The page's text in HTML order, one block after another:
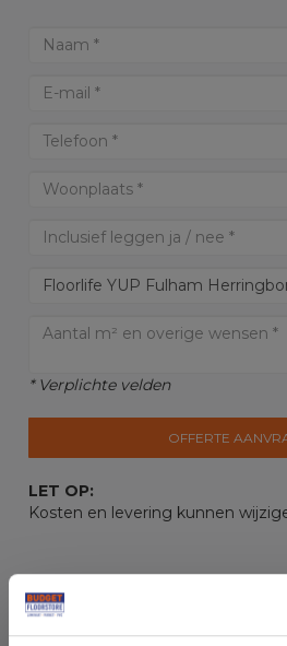
* Verplichte velden
OFFERTE
LET OP:
Kosten en levering kunnen